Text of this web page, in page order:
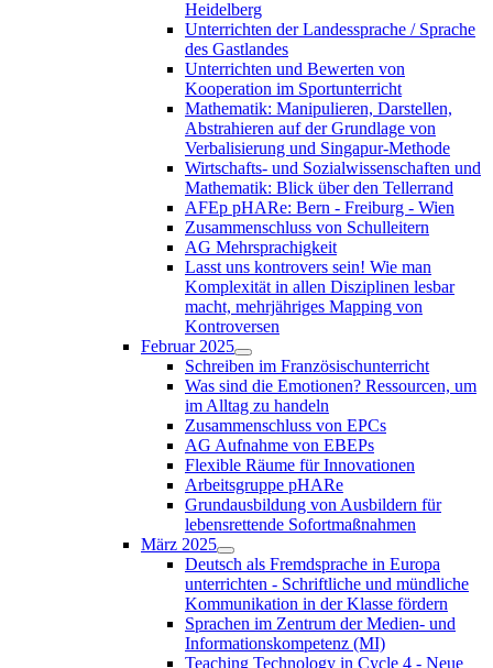
Heidelberg
Unterrichten der Landessprache / Sprache
des Gastlandes
Unterrichten und Bewerten von
Kooperation im Sportunterricht
Mathematik: Manipulieren, Darstellen,
Abstrahieren auf der Grundlage von
Verbalisierung und Singapur-Methode
Wirtschafts- und Sozialwissenschaften und
Mathematik: Blick über den Tellerrand
AFEp pHARe: Bern - Freiburg - Wien
Zusammenschluss von Schulleitern
AG Mehrsprachigkeit
Lasst uns kontrovers sein! Wie man
Komplexität in allen Disziplinen lesbar
macht, mehrjähriges Mapping von
Kontroversen
Februar 2025
Schreiben im Französischunterricht
Was sind die Emotionen? Ressourcen, um
im Alltag zu handeln
Zusammenschluss von EPCs
AG Aufnahme von EBEPs
Flexible Räume für Innovationen
Arbeitsgruppe pHARe
Grundausbildung von Ausbildern für
lebensrettende Sofortmaßnahmen
März 2025
Deutsch als Fremdsprache in Europa
unterrichten - Schriftliche und mündliche
Kommunikation in der Klasse fördern
Sprachen im Zentrum der Medien- und
Informationskompetenz (MI)
Teaching Technology in Cycle 4 - Neue